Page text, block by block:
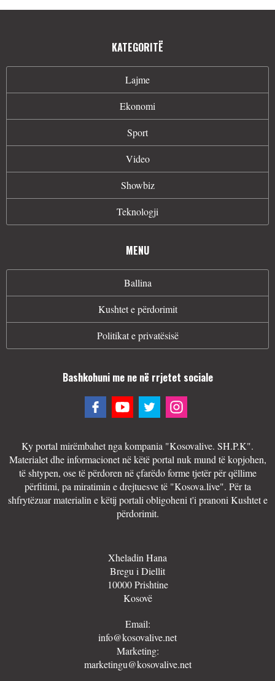
KATEGORITË
Lajme
Ekonomi
Sport
Video
Showbiz
Teknologji
MENU
Ballina
Kushtet e përdorimit
Politikat e privatësisë
Bashkohuni me ne në rrjetet sociale
Ky portal mirëmbahet nga kompania "Kosovalive. SH.P.K".
Materialet dhe informacionet në këtë portal nuk mund të kopjohen,
të shtypen, ose të përdoren në çfarëdo forme tjetër për qëllime
përfitimi, pa miratimin e drejtuesve të "Kosova.live". Për ta
shfrytëzuar materialin e këtij portali obligoheni t'i pranoni Kushtet e
përdorimit.
Xheladin Hana
Bregu i Diellit
10000 Prishtine
Kosovë
Email:
info@kosovalive.net
Marketing:
marketingu@kosovalive.net